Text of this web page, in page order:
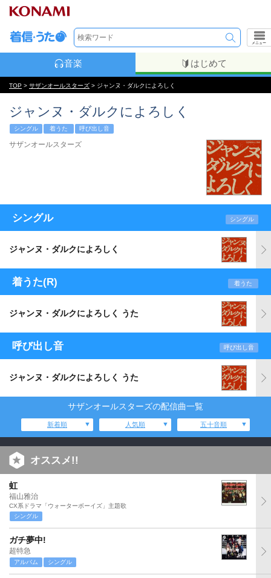
メニュー
音楽 はじめて
TOP > サザンオールスターズ > ジャンヌ・ダルクによろしく
ジャンヌ・ダルクによろしく
シングル 着うた 呼び出し音
サザンオールスターズ
シングル シングル
ジャンヌ・ダルクによろしく
着うた(R) 着うた
ジャンヌ・ダルクによろしく うた
呼び出し音 呼び出し音
ジャンヌ・ダルクによろしく うた
サザンオールスターズの配信曲一覧
新着順 人気順 五十音順
オススメ!!
虹
福山雅治
CX系ドラマ「ウォーターボーイズ」主題歌
シングル
ガチ夢中!
超特急
アルバム シングル